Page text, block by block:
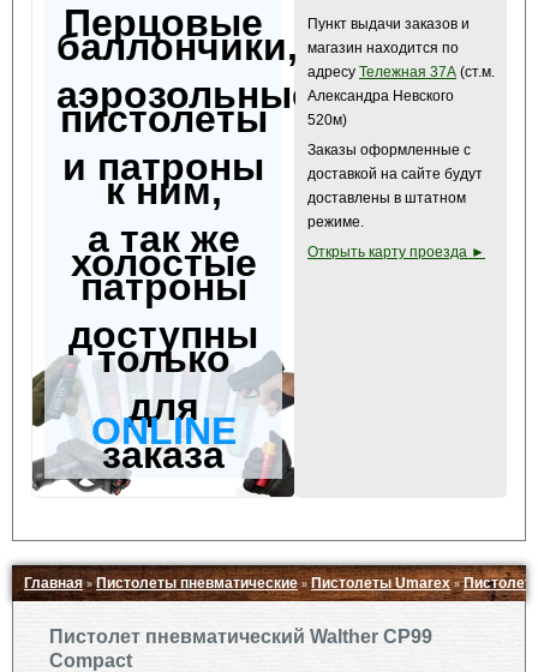
Перцовые
баллончики,
аэрозольные
пистолеты
и патроны
к ним,
а так же
холостые
патроны
доступны
только
для
ONLINE
заказа
Пункт выдачи заказов и
магазин находится по
адресу Тележная 37А (ст.м.
Александра Невского
520м)
Заказы оформленные с
доставкой на сайте будут
доставлены в штатном
режиме.
Открыть карту проезда ►
Главная»Пистолеты пневматические»Пистолеты Umarex»Пистолет
Пистолет пневматический Walther CP99
Compact